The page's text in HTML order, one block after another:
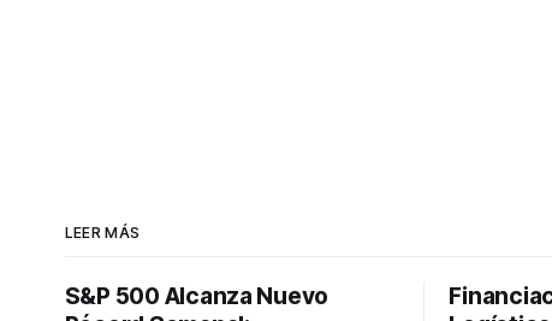
LEER MÁS
S&P 500 Alcanza Nuevo